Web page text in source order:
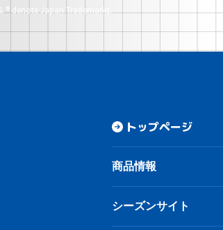
® denote Japan Trademarks.
トップページ
商品情報
シーズンサイト